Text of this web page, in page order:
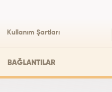
Kullanım Şartları
BAĞLANTILAR